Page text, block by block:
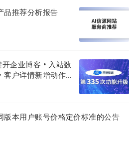
。
例表明，在2024年的商业环境
式，才能在竞争激烈的市场中获
对于那些还依赖传统社交媒体和
客的企业来说，现在是时候考虑
品推荐分析报告
企业博客 • 入站数
户详情新增动作时
版本用户账号价格定价标准的公告